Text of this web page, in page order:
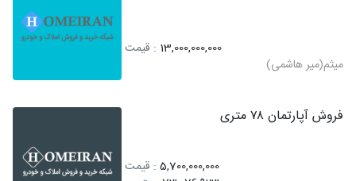
13,000,000,000 : قیمت
میثم(میر هاشمی)
فروش آپارتمان ۷۸ متری
5,700,000,000 : قیمت